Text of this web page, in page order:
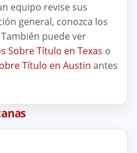
equipo revise sus
general, conozca los
También puede ver
Sobre Título en Texas o
Título en Austin antes